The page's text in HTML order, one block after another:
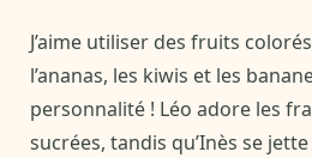
J’aime utiliser des fruits
l’ananas, les kiwis et les
personnalité ! Léo adore les
sucrées, tandis qu’Inès se